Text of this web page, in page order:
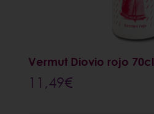
Vermut Diovio rojo 70cl
11,49€